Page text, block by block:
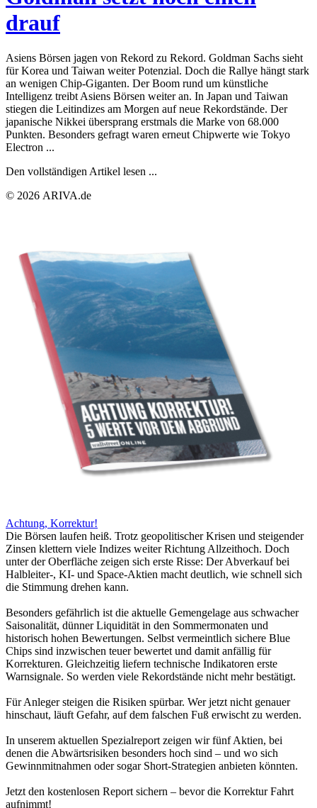
drauf
Asiens Börsen jagen von Rekord zu Rekord. Goldman Sachs sieht
für Korea und Taiwan weiter Potenzial. Doch die Rallye hängt stark
an wenigen Chip-Giganten. Der Boom rund um künstliche
Intelligenz treibt Asiens Börsen weiter an. In Japan und Taiwan
stiegen die Leitindizes am Morgen auf neue Rekordstände. Der
japanische Nikkei übersprang erstmals die Marke von 68.000
Punkten. Besonders gefragt waren erneut Chipwerte wie Tokyo
Electron ...
Den vollständigen Artikel lesen ...
© 2026 ARIVA.de
Achtung, Korrektur!
Die Börsen laufen heiß. Trotz geopolitischer Krisen und steigender
Zinsen klettern viele Indizes weiter Richtung Allzeithoch. Doch
unter der Oberfläche zeigen sich erste Risse: Der Abverkauf bei
Halbleiter-, KI- und Space-Aktien macht deutlich, wie schnell sich
die Stimmung drehen kann.
Besonders gefährlich ist die aktuelle Gemengelage aus schwacher
Saisonalität, dünner Liquidität in den Sommermonaten und
historisch hohen Bewertungen. Selbst vermeintlich sichere Blue
Chips sind inzwischen teuer bewertet und damit anfällig für
Korrekturen. Gleichzeitig liefern technische Indikatoren erste
Warnsignale. So werden viele Rekordstände nicht mehr bestätigt.
Für Anleger steigen die Risiken spürbar. Wer jetzt nicht genauer
hinschaut, läuft Gefahr, auf dem falschen Fuß erwischt zu werden.
In unserem aktuellen Spezialreport zeigen wir fünf Aktien, bei
denen die Abwärtsrisiken besonders hoch sind – und wo sich
Gewinnmitnahmen oder sogar Short-Strategien anbieten könnten.
Jetzt den kostenlosen Report sichern – bevor die Korrektur Fahrt
aufnimmt!